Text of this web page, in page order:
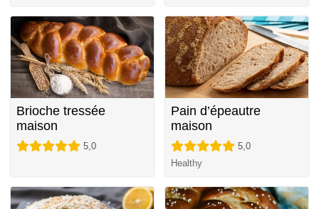
Brioche tressée
maison
5,0
Pain d’épeautre
maison
5,0
Healthy